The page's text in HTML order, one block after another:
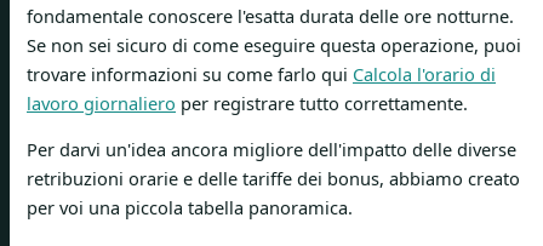
fondamentale conoscere l'esatta durata delle ore notturne.
Se non sei sicuro di come eseguire questa operazione, puoi
trovare informazioni su come farlo qui Calcola l'orario di
lavoro giornaliero per registrare tutto correttamente.
Per darvi un'idea ancora migliore dell'impatto delle diverse
retribuzioni orarie e delle tariffe dei bonus, abbiamo creato
per voi una piccola tabella panoramica.